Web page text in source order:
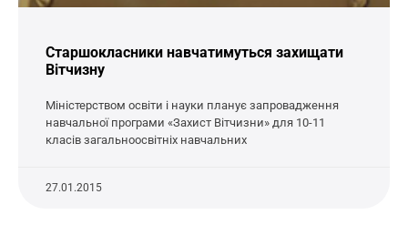
Старшокласники навчатимуться захищати
Вітчизну
Міністерством освіти і науки планує запровадження
навчальної програми «Захист Вітчизни» для 10-11
класів загальноосвітніх навчальних
27.01.2015